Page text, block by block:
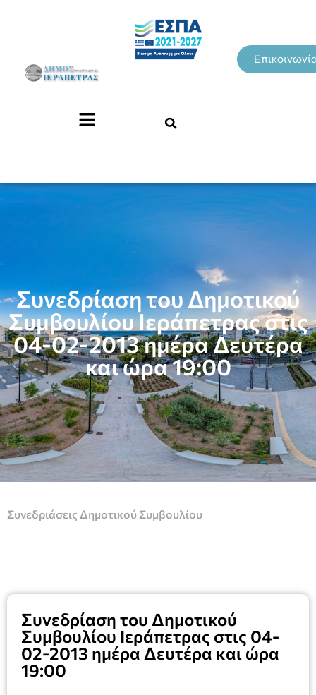
Συνεδρίαση του Δημοτικού
Συμβουλίου Ιεράπετρας στις
04-02-2013 ημέρα Δευτέρα
και ώρα 19:00
Συνεδριάσεις Δημοτικού Συμβουλίου
Συνεδρίαση του Δημοτικού
Συμβουλίου Ιεράπετρας στις 04-
02-2013 ημέρα Δευτέρα και ώρα
19:00